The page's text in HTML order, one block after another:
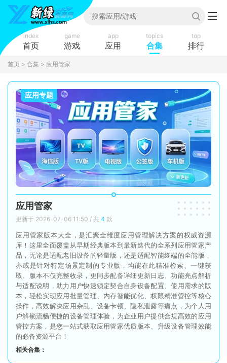
index
首页
game
游戏
app
应用
topics
合集
top
排行
首页 > 合集 > 应用管家
应用专题
应用管家
更新于 2026-07-06 11:50 / 共 4 款
应用管家版本大全，是汇聚全维度应用管理解决方案的权威资源
库！这里全面覆盖从早期经典版本到最新迭代的全系列应用管家产
品，无论是适配老旧设备的轻量版，还是适配智能终端的全能版，
亦或是针对特定场景定制的专业版，均能在此精准检索、一键获
取。版本不仅完整收录，更同步配备详细更新日志、功能亮点解析
与适配说明，助力用户快速锁定契合自身设备配置、使用需求的版
本，轻松实现应用批量管理、内存智能优化、权限精准管控等核心
操作，高效解决应用杂乱、设备卡顿、隐私泄露等痛点，为个人用
户解锁流畅便捷的设备管理体验，为企业用户提供合规高效的应用
管控方案，是您一站式获取应用管家优质版本、升级设备管理效能
的必备资源平台！
相关合集：